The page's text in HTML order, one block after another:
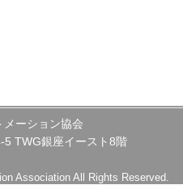
ーション協会
TWG銀座イースト8階
Association All Rights Reserved.